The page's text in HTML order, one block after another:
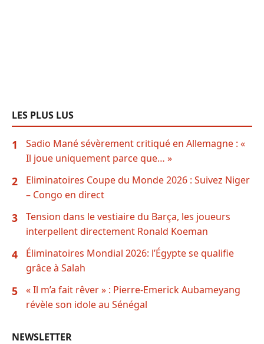
LES PLUS LUS
1
Sadio Mané sévèrement critiqué en Allemagne : «
Il joue uniquement parce que… »
2
Eliminatoires Coupe du Monde 2026 : Suivez Niger
– Congo en direct
3
Tension dans le vestiaire du Barça, les joueurs
interpellent directement Ronald Koeman
4
Éliminatoires Mondial 2026: l’Égypte se qualifie
grâce à Salah
5
« Il m’a fait rêver » : Pierre-Emerick Aubameyang
révèle son idole au Sénégal
NEWSLETTER